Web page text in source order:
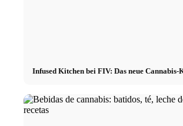
Infused Kitchen bei FIV: Das neue